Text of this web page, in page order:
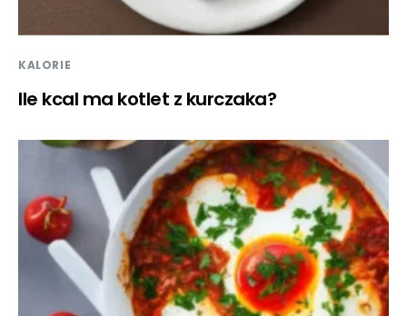
KALORIE
Ile kcal ma kotlet z kurczaka?